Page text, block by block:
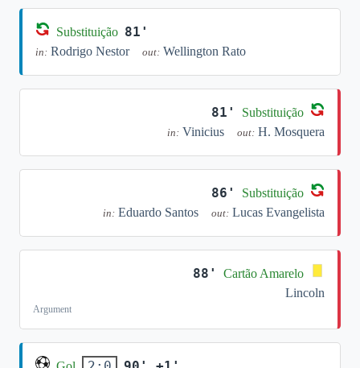
Substituição 81'
in: Rodrigo Nestor out: Wellington Rato
81' Substituição
in: Vinicius out: H. Mosquera
86' Substituição
in: Eduardo Santos out: Lucas Evangelista
88'
Cartão Amarelo
Lincoln
Argument